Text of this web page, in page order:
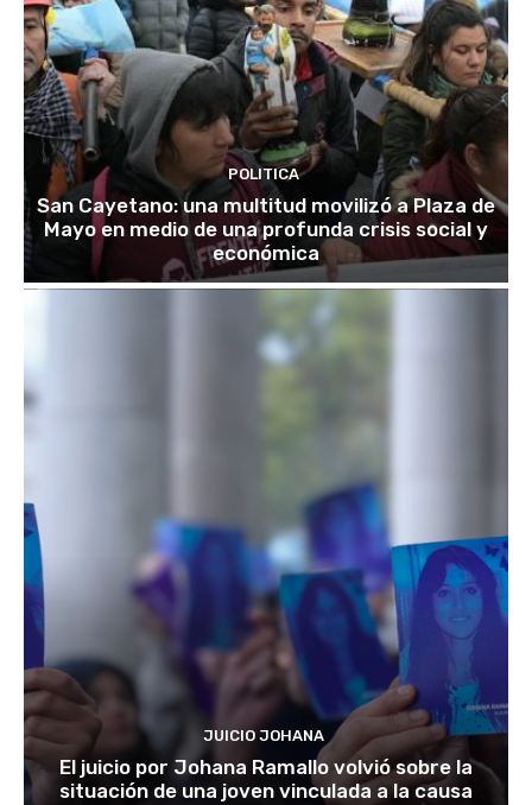
POLITICA
San Cayetano: una multitud movilizó a Plaza de
Mayo en medio de una profunda crisis social y
económica
JUICIO JOHANA
El juicio por Johana Ramallo volvió sobre la
situación de una joven vinculada a la causa